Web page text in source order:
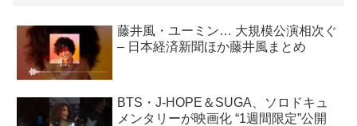
藤井風・ユーミン… 大規模公演相次ぐ
– 日本経済新聞ほか藤井風まとめ
BTS・J-HOPE＆SUGA、ソロドキュ
メンタリーが映画化 “1週間限定”公開